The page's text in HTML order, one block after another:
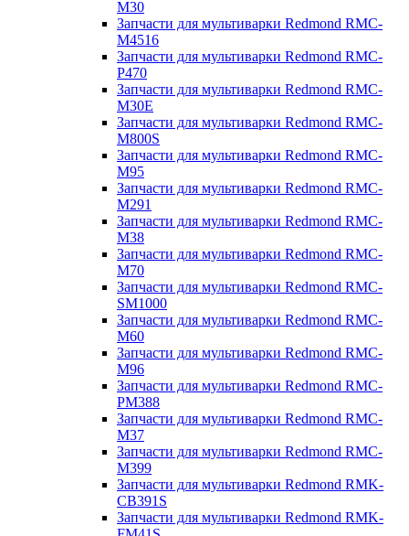
M30
Запчасти для мультиварки Redmond RMC-
M4516
Запчасти для мультиварки Redmond RMC-
P470
Запчасти для мультиварки Redmond RMC-
M30E
Запчасти для мультиварки Redmond RMC-
M800S
Запчасти для мультиварки Redmond RMC-
M95
Запчасти для мультиварки Redmond RMC-
M291
Запчасти для мультиварки Redmond RMC-
M38
Запчасти для мультиварки Redmond RMC-
M70
Запчасти для мультиварки Redmond RMC-
SM1000
Запчасти для мультиварки Redmond RMC-
M60
Запчасти для мультиварки Redmond RMC-
M96
Запчасти для мультиварки Redmond RMC-
PM388
Запчасти для мультиварки Redmond RMC-
M37
Запчасти для мультиварки Redmond RMC-
M399
Запчасти для мультиварки Redmond RMK-
CB391S
Запчасти для мультиварки Redmond RMK-